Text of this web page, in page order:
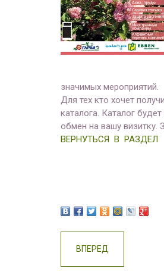
значимых мероприятий.
Для тех кто хочет
каталога. Каталог
обмен на вашу визитку.
ВЕРНУТЬСЯ В РАЗДЕЛ
ВПЕРЕД